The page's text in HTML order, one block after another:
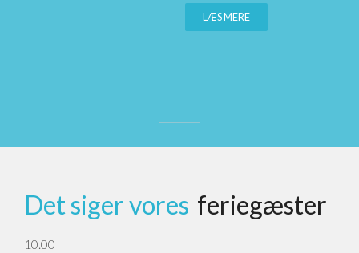
LÆS MERE
Det siger vores feriegæster
10.00